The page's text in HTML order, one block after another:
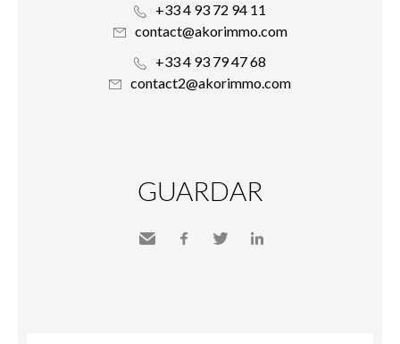
+33 4 93 72 94 11
contact@akorimmo.com
+33 4 93 79 47 68
contact2@akorimmo.com
GUARDAR